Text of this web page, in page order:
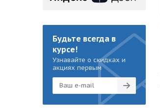
Будьте всегда в
курсе!
Узнавайте о скидках и
акциях первым